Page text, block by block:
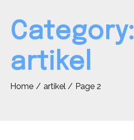
Category:
artikel
Home artikel Page 2